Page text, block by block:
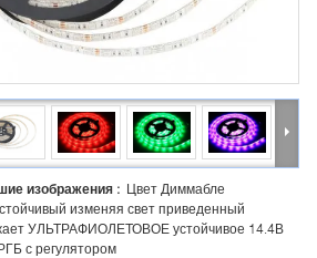
изображения : Цвет Диммабле
изменяя свет приведенный
УЛЬТРАФИОЛЕТОВОЕ устойчивое 14.4В
с регулятором